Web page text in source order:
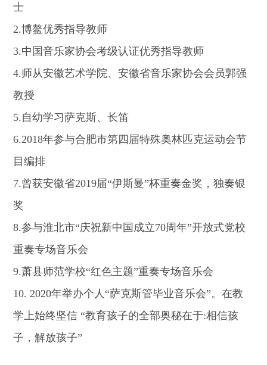
士
2.博鳌优秀指导教师
3.中国音乐家协会考级认证优秀指导教师
4.师从安徽艺术学院、安徽省音乐家协会会员郭强
教授
5.自幼学习萨克斯、长笛
6.2018年参与合肥市第四届特殊奥林匹克运动会节
目编排
7.曾获安徽省2019届“伊斯曼”杯重奏金奖，独奏银
奖
8.参与淮北市“庆祝新中国成立70周年”开放式党校
重奏专场音乐会
9.萧县师范学校“红色主题”重奏专场音乐会
10. 2020年举办个人“萨克斯管毕业音乐会”。在教
学上始终坚信 “教育孩子的全部奥秘在于:相信孩
子，解放孩子”